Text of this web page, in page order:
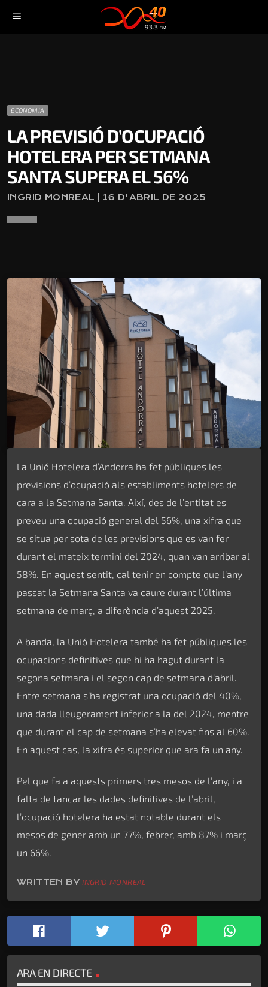
menu
ECONOMIA
LA PREVISIÓ D’OCUPACIÓ
HOTELERA PER SETMANA
SANTA SUPERA EL 56%
INGRID MONREAL | 16 D'ABRIL DE 2025
La Unió Hotelera d’Andorra ha fet públiques les
previsions d’ocupació als establiments hotelers de
cara a la Setmana Santa. Així, des de l’entitat es
preveu una ocupació general del 56%, una xifra que
se situa per sota de les previsions que es van fer
durant el mateix termini del 2024, quan van arribar al
58%. En aquest sentit, cal tenir en compte que l’any
passat la Setmana Santa va caure durant l’última
setmana de març, a diferència d’aquest 2025.
A banda, la Unió Hotelera també ha fet públiques les
ocupacions definitives que hi ha hagut durant la
segona setmana i el segon cap de setmana d’abril.
Entre setmana s’ha registrat una ocupació del 40%,
una dada lleugerament inferior a la del 2024, mentre
que durant el cap de setmana s’ha elevat fins al 60%.
En aquest cas, la xifra és superior que ara fa un any.
Pel que fa a aquests primers tres mesos de l’any, i a
falta de tancar les dades definitives de l’abril,
l’ocupació hotelera ha estat notable durant els
mesos de gener amb un 77%, febrer, amb 87% i març
un 66%.
WRITTEN BYINGRID MONREAL
ARA EN DIRECTE